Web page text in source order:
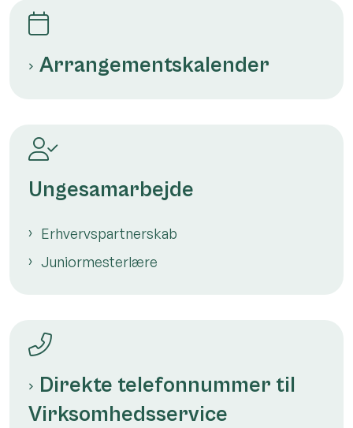
Arrangementskalender
Ungesamarbejde
Erhvervspartnerskab
Juniormesterlære
Direkte telefonnummer til
Virksomhedsservice